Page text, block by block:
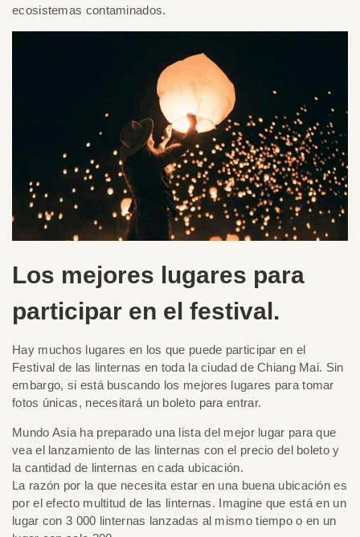
ecosistemas contaminados.
Los mejores lugares para
participar en el festival.
Hay muchos lugares en los que puede participar en el
Festival de las linternas en toda la ciudad de Chiang Mai. Sin
embargo, si está buscando los mejores lugares para tomar
fotos únicas, necesitará un boleto para entrar.
Mundo Asia ha preparado una lista del mejor lugar para que
vea el lanzamiento de las linternas con el precio del boleto y
la cantidad de linternas en cada ubicación.
La razón por la que necesita estar en una buena ubicación es
por el efecto multitud de las linternas. Imagine que está en un
lugar con 3 000 linternas lanzadas al mismo tiempo o en un